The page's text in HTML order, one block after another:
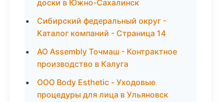
доски в Южно-Сахалинск
Сибирский федеральный округ -
Каталог компаний - Страница 14
АО Assembly Точмаш - Контрактное
производство в Калуга
ООО Body Esthetic - Уходовые
процедуры для лица в Ульяновск